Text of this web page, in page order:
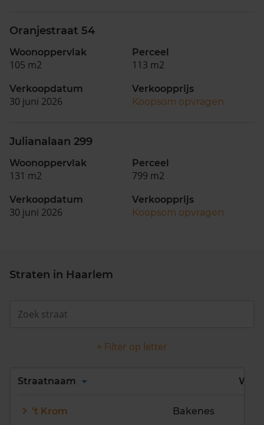
Oranjestraat 54
Woonoppervlak
105 m2
Perceel
113 m2
Verkoopdatum
30 juni 2026
Verkoopprijs
Koopsom opvragen
Julianalaan 299
Woonoppervlak
131 m2
Perceel
799 m2
Verkoopdatum
30 juni 2026
Verkoopprijs
Koopsom opvragen
Straten in Haarlem
+ Filter op letter
Alles
Straatnaam Wijk
't Krom Bakenes